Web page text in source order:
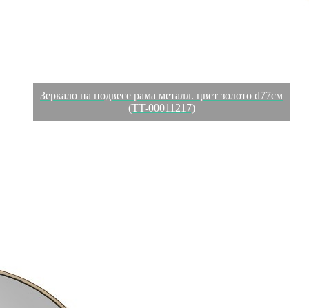
Зеркало на подвесе рама металл. цвет золото d77см
(TT-00011217)